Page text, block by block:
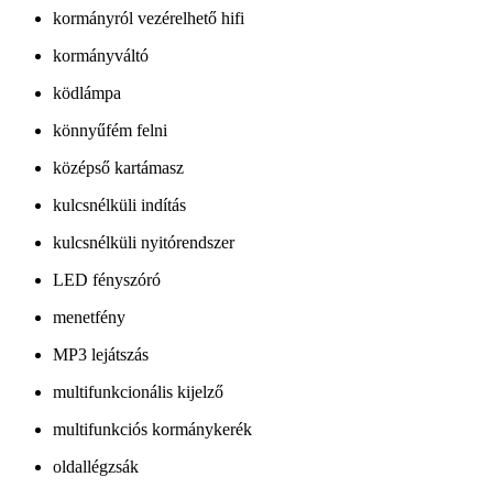
kormányról vezérelhető hifi
kormányváltó
ködlámpa
könnyűfém felni
középső kartámasz
kulcsnélküli indítás
kulcsnélküli nyitórendszer
LED fényszóró
menetfény
MP3 lejátszás
multifunkcionális kijelző
multifunkciós kormánykerék
oldallégzsák